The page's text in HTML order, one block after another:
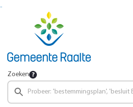
Ga naar de inhoud van deze pagina
Ga naar het zoeken
Zoeken